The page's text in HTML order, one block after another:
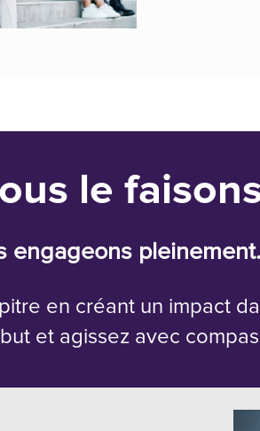
le
engageons pleinement.
en créant un impact
et agissez avec